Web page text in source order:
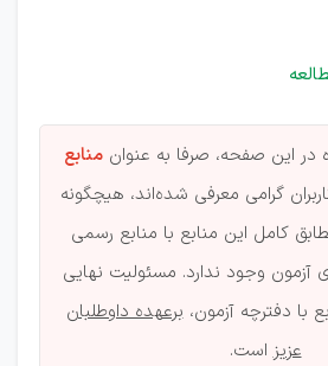
در این صفحه، صرفا به عنوان منابع
گرامی معرفی شده‌اند، هیچگونه
کامل این منابع با منابع رسمی
آزمون وجود ندارد. مسئولیت نهایی
با دفترچه آزمون،برعهده داوطلبان
عزیزاست.